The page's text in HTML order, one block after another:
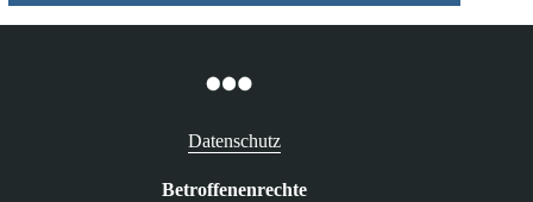
Datenschutz
Betroffenenrechte